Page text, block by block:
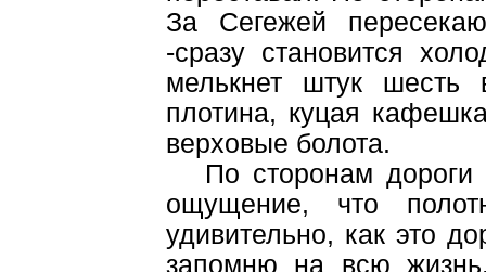
За Сегежей
-сразу становится
мелькнет штук
плотина, куцая
верховые болота.
По сторонам дороги
ощущение, что
удивительно, как это
запомню на всю